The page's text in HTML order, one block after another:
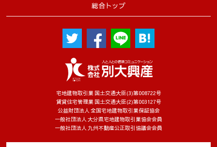
・お客様基本情報（氏名、住所、電話番号、メールアドレス等）
・新しく居住される物件に関する情報（所在地、賃料、設備等）
〔共同利用する者の範囲〕
・株式会社マネージメント保証
・株式会社シティ開発
〔共同利用する者の利用目的〕
・賃貸借契約に付随する保証契約及び保証委託契約並びにそれ
に関連する業務
・リフォーム等のご案内
〔上記お客様情報の管理責任者〕
・株式会社別大興産
５．本人が個人情報を与えることの任意性及び当該情報を与え
宅地建物取引業 国土交通大臣(3)第008722号
賃貸住宅管理業 国土交通大臣(2)第003127号
公益財団法人 全国宅地建物取引業保証協会
一般社団法人 大分県宅地建物取引業協会会員
一般社団法人 九州不動産公正取引協議会会員
総合トップ